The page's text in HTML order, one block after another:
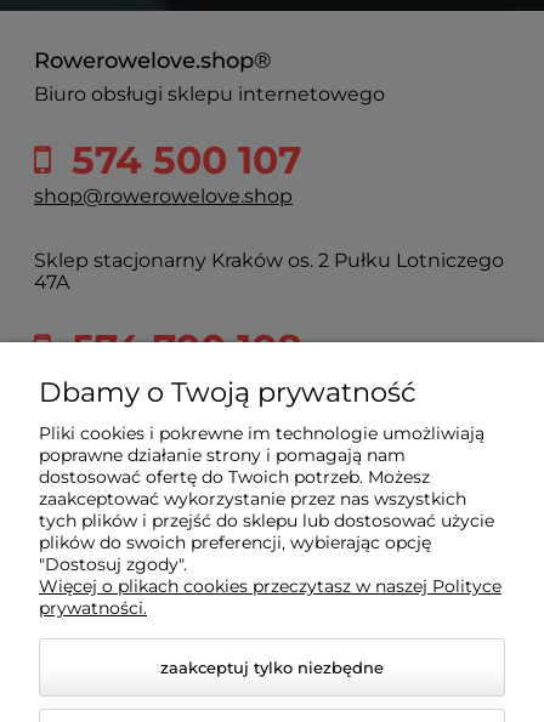
Rowerowelove.shop®
Biuro obsługi sklepu internetowego
574 500 107
shop@rowerowelove.shop
Sklep stacjonarny Kraków os. 2 Pułku Lotniczego
47A
574 700 108
2pulku@rowerowelove.shop
Sklep
Dla kupującego
Informacje
Dbamy o Twoją prywatność
Pliki cookies i pokrewne im technologie umożliwiają
poprawne działanie strony i pomagają nam
dostosować ofertę do Twoich potrzeb. Możesz
zaakceptować wykorzystanie przez nas wszystkich
tych plików i przejść do sklepu lub dostosować użycie
plików do swoich preferencji, wybierając opcję
"Dostosuj zgody".
Więcej o plikach cookies przeczytasz w naszej Polityce
prywatności.
zaakceptuj tylko niezbędne